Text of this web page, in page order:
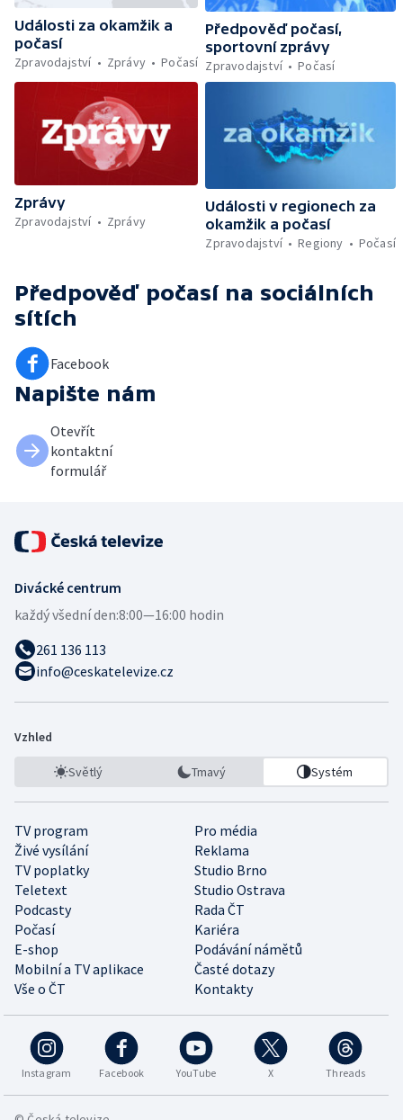
Události za okamžik a
počasí
Zpravodajství
Zprávy Počasí
Předpověď počasí,
sportovní zprávy
Zpravodajství
Počasí
Zprávy
Zpravodajství
Zprávy
Události v regionech za
okamžik a počasí
Zpravodajství
Regiony Počasí
Předpověď počasí na sociálních
sítích
Facebook
Napište nám
Otevřít
kontaktní
formulář
Divácké centrum
každý všední den:8:00—16:00 hodin
261 136 113
info@ceskatelevize.cz
Vzhled
Světlý Tmavý Systém
TV program
Pro média
Živé vysílání
Reklama
TV poplatky
Studio Brno
Teletext
Studio Ostrava
Podcasty
Rada ČT
Počasí
Kariéra
E-shop
Podávání námětů
Mobilní a TV aplikace
Časté dotazy
Vše o ČT
Kontakty
Instagram Facebook YouTube X Threads